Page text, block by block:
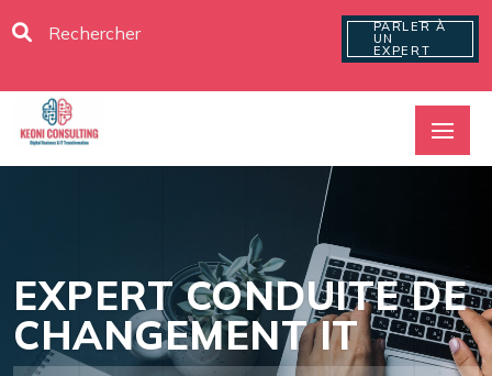
PARLER À
UN
EXPERT
EXPERT CONDUITE DE
CHANGEMENT IT